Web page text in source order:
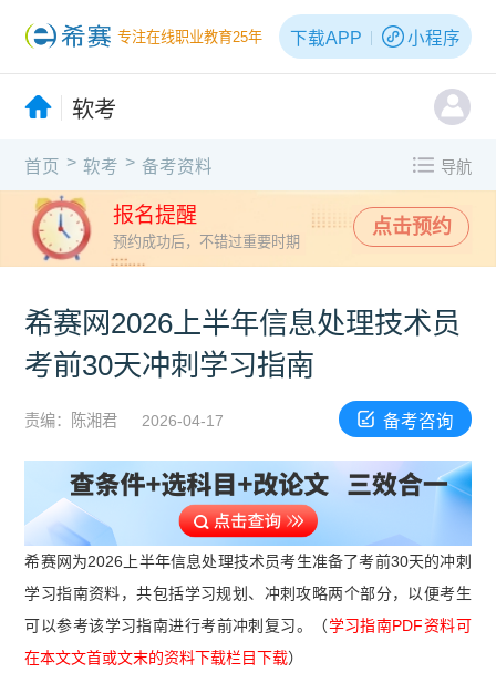
专注在线职业教育25年 下载APP 小程序
软考
首页 > 软考 > 备考资料 导航
报名提醒
预约成功后，不错过重要时期
点击预约
希赛网2026上半年信息处理技术员
考前30天冲刺学习指南
责编：陈湘君 2026-04-17 备考咨询
希赛网为2026上半年信息处理技术员考生准备了考前30天的冲刺
学习指南资料，共包括学习规划、冲刺攻略两个部分，以便考生
可以参考该学习指南进行考前冲刺复习。（学习指南PDF资料可
在本文文首或文末的资料下载栏目下载）